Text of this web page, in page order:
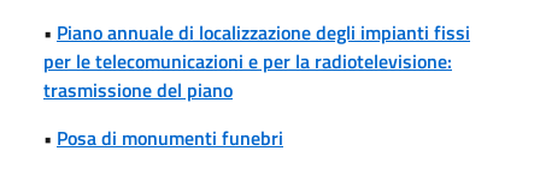
• Piano annuale di localizzazione degli impianti fissi
per le telecomunicazioni e per la radiotelevisione:
trasmissione del piano
• Posa di monumenti funebri